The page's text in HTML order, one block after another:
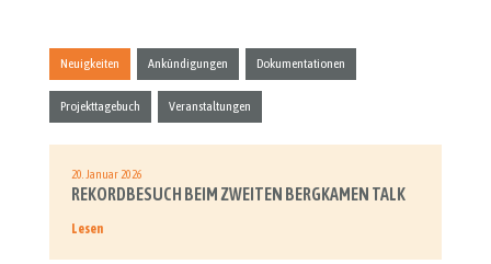
Neuigkeiten Ankündigungen Dokumentationen
Projekttagebuch Veranstaltungen
20. Januar 2026
REKORDBESUCH BEIM ZWEITEN BERGKAMEN TALK
Lesen